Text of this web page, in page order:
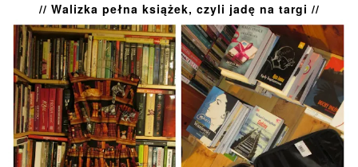
// Walizka pełna książek, czyli jadę na targi //